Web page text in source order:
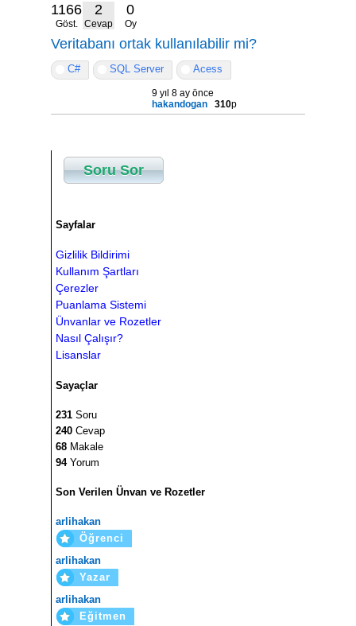
11661
Göst.
2
Cevap
0
Oy
Veritabanı ortak kullanılabilir mi?
C# SQL Server Acess
9 yıl 8 ay önce
hakandogan
310p
Soru Sor
Sayfalar
Gizlilik Bildirimi
Kullanım Şartları
Çerezler
Puanlama Sistemi
Ünvanlar ve Rozetler
Nasıl Çalışır?
Lisanslar
Sayaçlar
231 Soru
240 Cevap
68 Makale
94Yorum
Son Verilen Ünvan ve Rozetler
arlihakan
Öğrenci
arlihakan
Yazar
arlihakan
Eğitmen